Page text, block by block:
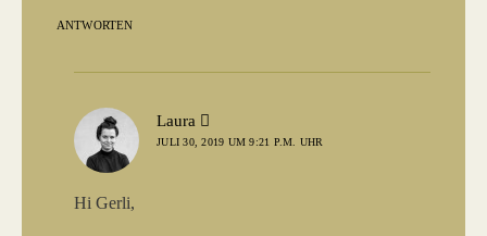
ANTWORTEN
Laura
JULI 30, 2019 UM 9:21 P.M. UHR
Hi Gerli,